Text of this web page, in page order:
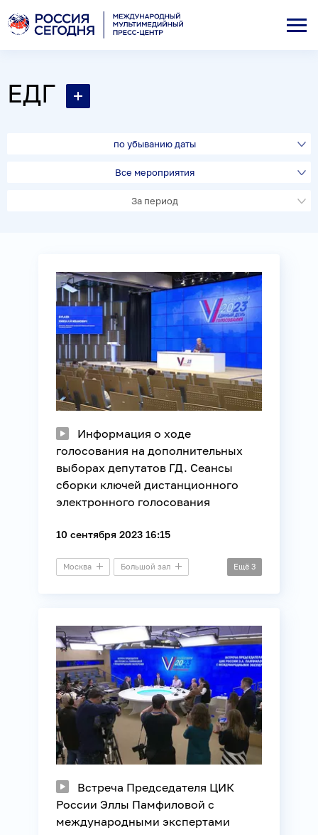
ЕДГ
по убыванию даты
Все мероприятия
За период
Информация о ходе
голосования на дополнительных
выборах депутатов ГД. Сеансы
сборки ключей дистанционного
электронного голосования
10 сентября 2023 16:15
Москва Большой зал Ещё 3
Встреча Председателя ЦИК
России Эллы Памфиловой с
международными экспертами